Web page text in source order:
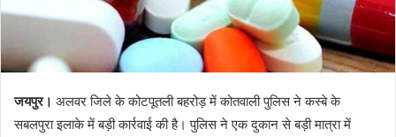
जयपुर। अलवर जिले के कोटपूतली बहरोड़ में कोतवाली पुलिस ने कस्बे के
सबलपुरा इलाके में बड़ी कार्रवाई की है। पुलिस ने एक दुकान से बड़ी मात्रा में